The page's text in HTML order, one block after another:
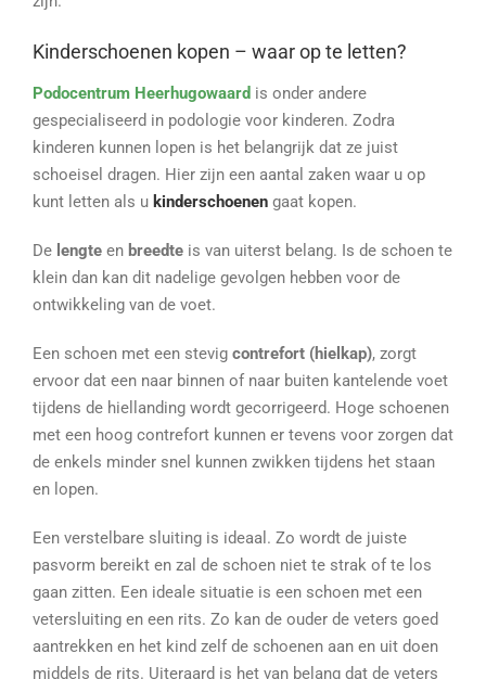
Kinderschoenen kopen – waar op te letten?
Podocentrum Heerhugowaard is onder andere
gespecialiseerd in podologie voor kinderen. Zodra
kinderen kunnen lopen is het belangrijk dat ze juist
schoeisel dragen. Hier zijn een aantal zaken waar u op
kunt letten als u kinderschoenengaat kopen.
De lengteen breedteis van uiterst belang. Is de schoen te
klein dan kan dit nadelige gevolgen hebben voor de
ontwikkeling van de voet.
Een schoen met een stevig contrefort (hielkap), zorgt
ervoor dat een naar binnen of naar buiten kantelende voet
tijdens de hiellanding wordt gecorrigeerd. Hoge schoenen
met een hoog contrefort kunnen er tevens voor zorgen dat
de enkels minder snel kunnen zwikken tijdens het staan
en lopen.
Een verstelbare sluiting is ideaal. Zo wordt de juiste
pasvorm bereikt en zal de schoen niet te strak of te los
gaan zitten. Een ideale situatie is een schoen met een
vetersluiting en een rits. Zo kan de ouder de veters goed
aantrekken en het kind zelf de schoenen aan en uit doen
middels de rits. Uiteraard is het van belang dat de veters